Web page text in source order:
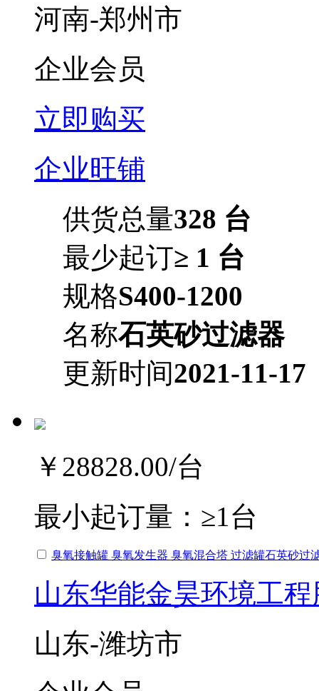
河南-郑州市
企业会员
立即购买
企业旺铺
供货总量328 台
最少起订≥ 1 台
规格S400-1200
名称石英砂过滤器
更新时间2021-11-17
￥28828.00/台
最小起订量： ≥1台
臭氧接触罐 臭氧发生器 臭氧混合塔 过滤罐石英砂过
山东华能金昊环境工
山东-潍坊市